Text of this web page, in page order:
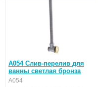
A054 Слив-перелив для
ванны светлая бронза
A054